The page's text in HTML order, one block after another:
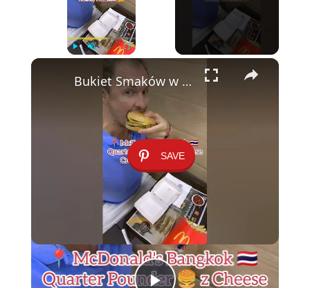
×
SAVE
Bukiet Smaków w Bangkoku: Quarter Pounder z Kremowym Parmezanem 🍔🌶️